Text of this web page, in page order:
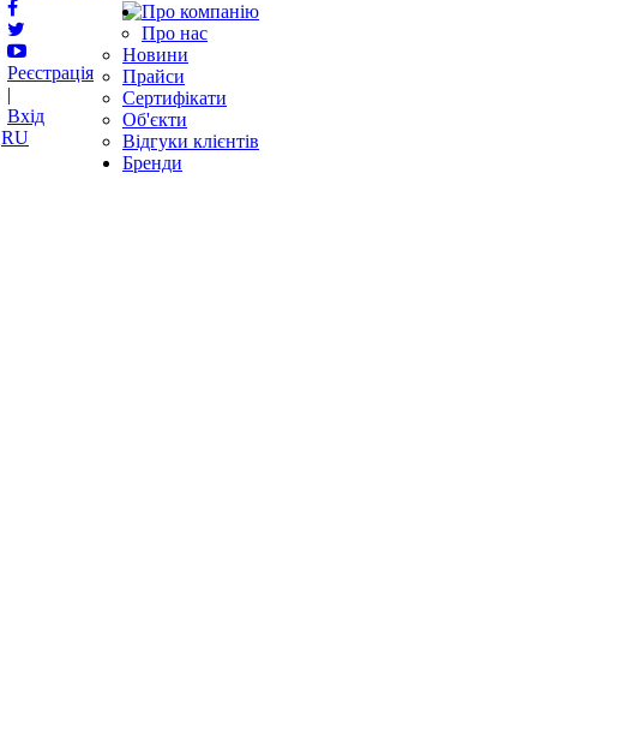
Реєстрація
|
Вхід
RU
Про компанію
Про нас
Новини
Прайси
Сертифікати
Об'єкти
Відгуки клієнтів
Бренди